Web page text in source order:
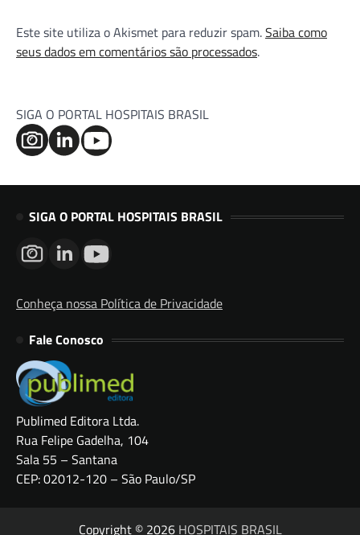
Este site utiliza o Akismet para reduzir spam.Saiba como
seus dados em comentários são processados.
SIGA O PORTAL HOSPITAIS BRASIL
SIGA O PORTAL HOSPITAIS BRASIL
Conheça nossa Política de Privacidade
Fale Conosco
Publimed Editora Ltda.
Rua Felipe Gadelha, 104
Sala 55 – Santana
CEP: 02012-120 – São Paulo/SP
Copyright © 2026 HOSPITAIS BRASIL